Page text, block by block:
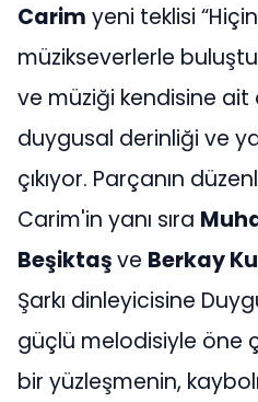
Carim yeni teklisi “Hiçin
müzikseverlerle
ve müziği kendisine ait
duygusal derinliği ve
çıkıyor. Parçanın
Carim'in yanı sıra
Beşiktaşve Berkay
Şarkı dinleyicisine
güçlü melodisiyle öne
bir yüzleşmenin,